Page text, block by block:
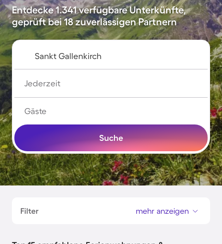
Entdecke 1.341 verfügbare Unterkünfte,
geprüft bei 18 zuverlässigen Partnern
Jederzeit
Gäste
Suche
Filter mehr anzeigen